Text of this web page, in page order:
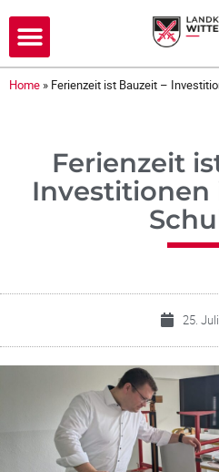
Home » Ferienzeit ist Bauzeit –
Ferienzeit
Investitionen
25.